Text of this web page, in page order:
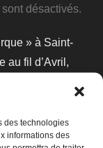
des technologies
informations des
sont désactivés.
» à Saint-
au fil d’Avril,